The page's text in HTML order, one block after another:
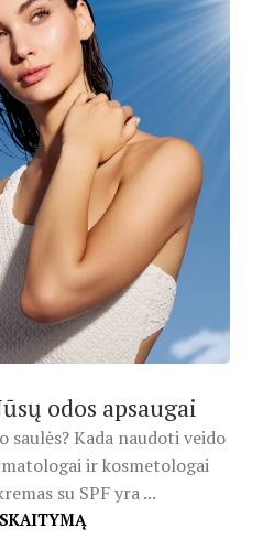
odos apsaugai
saulės? Kada naudoti veido
ir kosmetologai
su SPF yra ...